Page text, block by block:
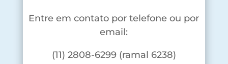
Entre em contato por telefone ou por
email:
(11) 2808-6299 (ramal 6238)